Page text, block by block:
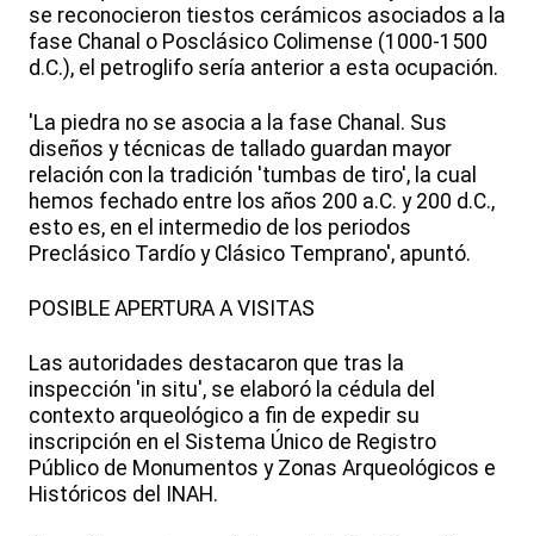
se reconocieron tiestos cerámicos asociados a la
fase Chanal o Posclásico Colimense (1000-1500
d.C.), el petroglifo sería anterior a esta ocupación.
'La piedra no se asocia a la fase Chanal. Sus
diseños y técnicas de tallado guardan mayor
relación con la tradición 'tumbas de tiro', la cual
hemos fechado entre los años 200 a.C. y 200 d.C.,
esto es, en el intermedio de los periodos
Preclásico Tardío y Clásico Temprano', apuntó.
POSIBLE APERTURA A VISITAS
Las autoridades destacaron que tras la
inspección 'in situ', se elaboró la cédula del
contexto arqueológico a fin de expedir su
inscripción en el Sistema Único de Registro
Público de Monumentos y Zonas Arqueológicos e
Históricos del INAH.